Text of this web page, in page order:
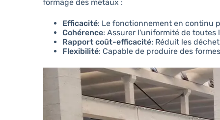
formage des métaux :
Efficacité: Le fonctionnement en continu
Cohérence: Assurer l'uniformité de toutes
Rapport coût-efficacité: Réduit les
Flexibilité: Capable de produire des